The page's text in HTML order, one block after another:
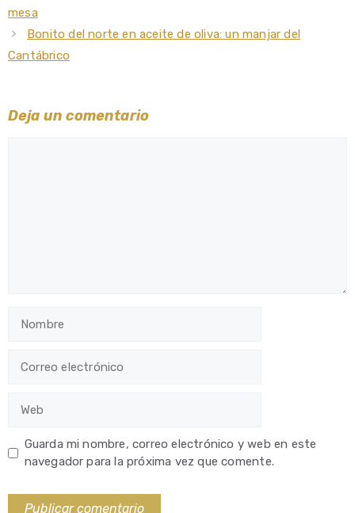
mesa
Bonito del norte en aceite de oliva: un manjar del
Cantábrico
Deja un comentario
electrónico
Guarda mi nombre, correo electrónico y web en este
navegador para la próxima vez que comente.